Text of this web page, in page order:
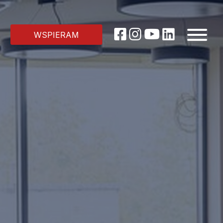
WSPIERAM